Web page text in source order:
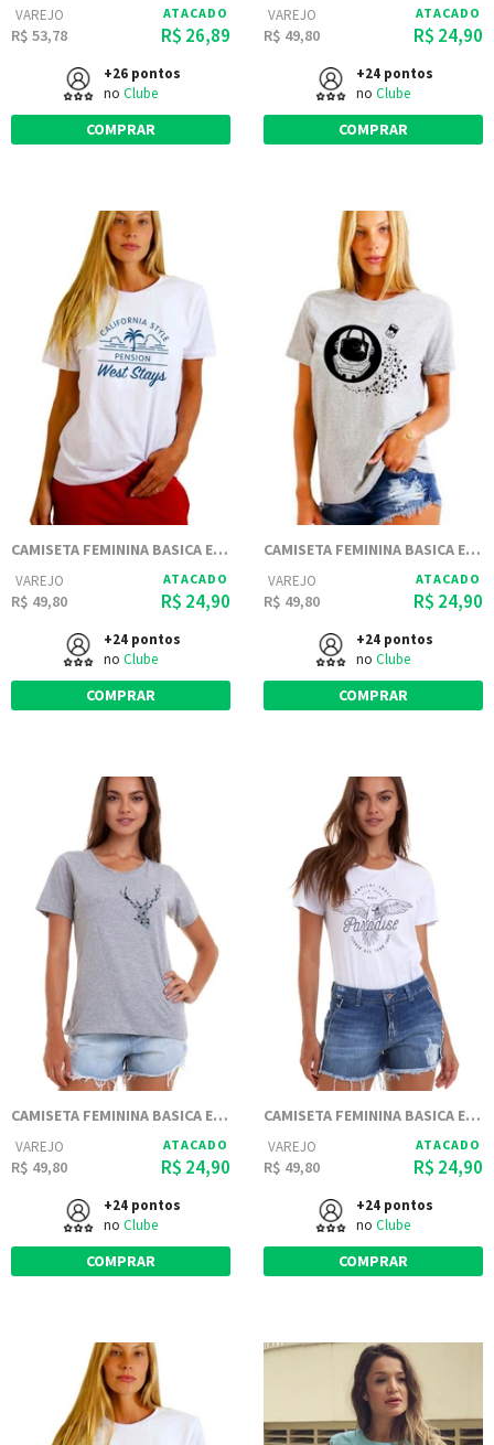
VAREJO
R$ 53,78
ATACADO
R$ 26,89
+26 pontos
no Clube
COMPRAR
VAREJO
R$ 49,80
ATACADO
R$ 24,90
+24 pontos
no Clube
COMPRAR
CAMISETA FEMININA BASICA ESTAMPADA JOSS - WEST STAYS
VAREJO
R$ 49,80
ATACADO
R$ 24,90
+24 pontos
no Clube
COMPRAR
CAMISETA FEMININA BASICA ESTAMPADA JOSS - SOUP ASTRONAUTA
VAREJO
R$ 49,80
ATACADO
R$ 24,90
+24 pontos
no Clube
COMPRAR
CAMISETA FEMININA BASICA ESTAMPADA JOSS - ALCE LOGO
VAREJO
R$ 49,80
ATACADO
R$ 24,90
+24 pontos
no Clube
COMPRAR
CAMISETA FEMININA BASICA ESTAMPADA JOSS - PARADISE
VAREJO
R$ 49,80
ATACADO
R$ 24,90
+24 pontos
no Clube
COMPRAR